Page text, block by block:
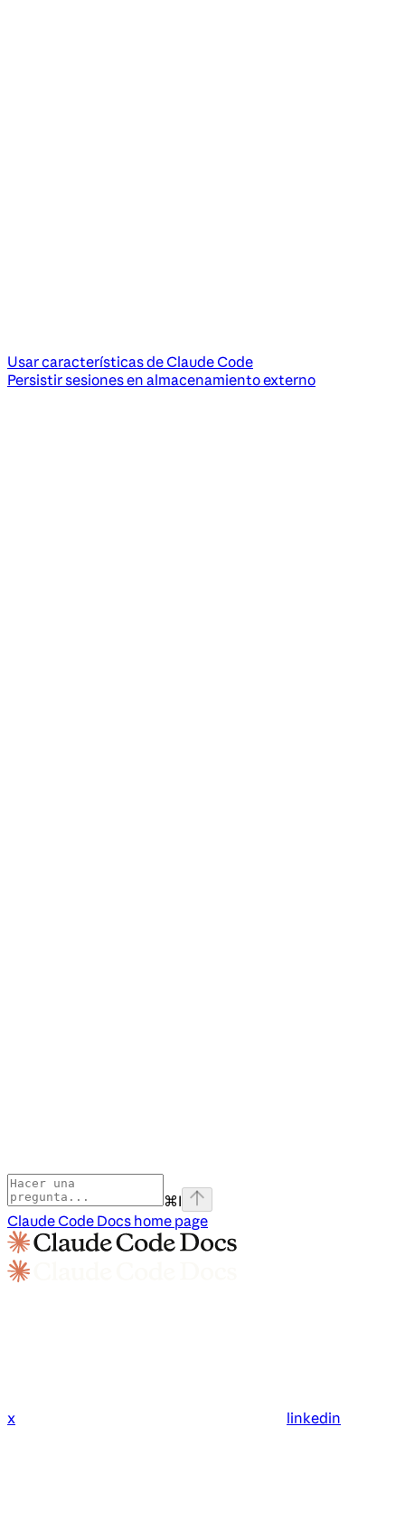
Usar características de Claude Code
Persistir sesiones en almacenamiento externo
⌘I
Claude Code Docs home page
x linkedin